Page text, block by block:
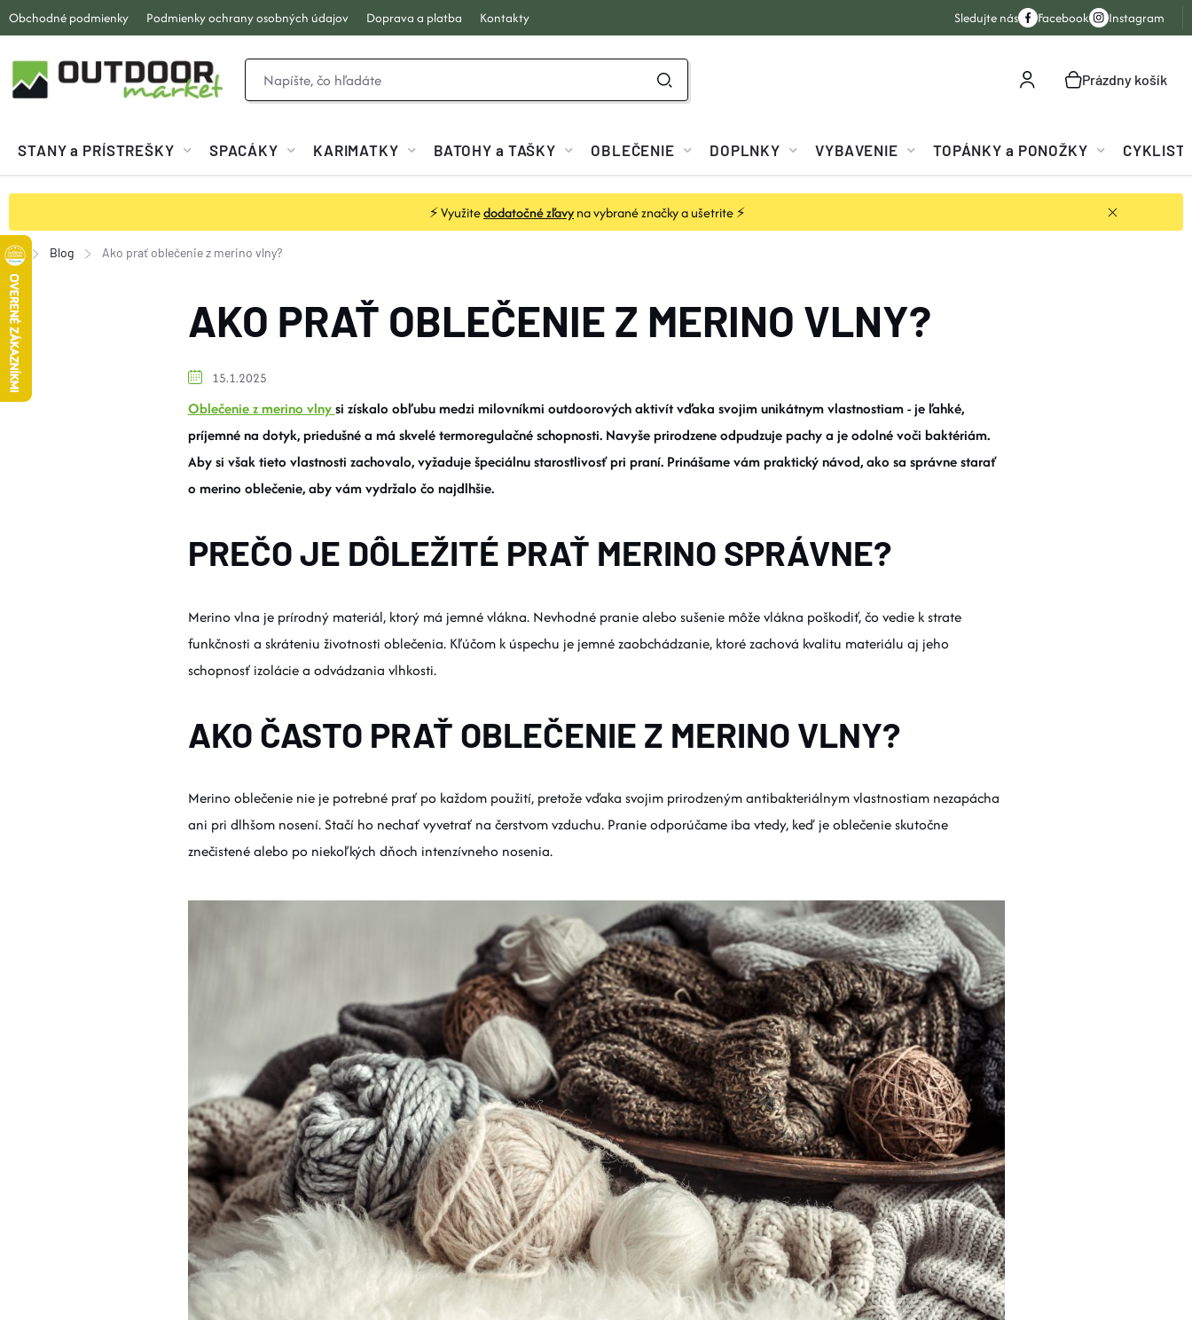
Prejsť
na
obsah
⚡ Využitedodatočné zľavyna vybrané značky a ušetrite ⚡
Obchodné podmienky Podmienky ochrany osobných údajov Doprava a platba Kontakty Sledujte nás Facebook Instagram
NÁKUPNÝ
Prázdny košík
STANY a PRÍSTREŠKY SPACÁKY KARIMATKY BATOHY a TAŠKY OBLEČENIE DOPLNKY VYBAVENIE TOPÁNKY a PONOŽKY
Domov
Blog Ako prať oblečenie z merino vlny?
AKO PRAŤ OBLEČENIE Z MERINO VLNY?
15.1.2025
Oblečenie z merino vlnysi získalo obľubu medzi milovníkmi outdoorových aktivít vďaka svojim unikátnym vlastnostiam - je ľahké,
príjemné na dotyk, priedušné a má skvelé termoregulačné schopnosti. Navyše prirodzene odpudzuje pachy a je odolné voči baktériám.
Aby si však tieto vlastnosti zachovalo, vyžaduje špeciálnu starostlivosť pri praní. Prinášame vám praktický návod, ako sa správne starať
o merino oblečenie, aby vám vydržalo čo najdlhšie.
PREČO JE DÔLEŽITÉ PRAŤ MERINO SPRÁVNE?
Merino vlna je prírodný materiál, ktorý má jemné vlákna. Nevhodné pranie alebo sušenie môže vlákna poškodiť, čo vedie k strate
funkčnosti a skráteniu životnosti oblečenia. Kľúčom k úspechu je jemné zaobchádzanie, ktoré zachová kvalitu materiálu aj jeho
schopnosť izolácie a odvádzania vlhkosti.
AKO ČASTO PRAŤ OBLEČENIE Z MERINO VLNY?
Merino oblečenie nie je potrebné prať po každom použití, pretože vďaka svojim prirodzeným antibakteriálnym vlastnostiam nezapácha
ani pri dlhšom nosení. Stačí ho nechať vyvetrať na čerstvom vzduchu. Pranie odporúčame iba vtedy, keď je oblečenie skutočne
znečistené alebo po niekoľkých dňoch intenzívneho nosenia.